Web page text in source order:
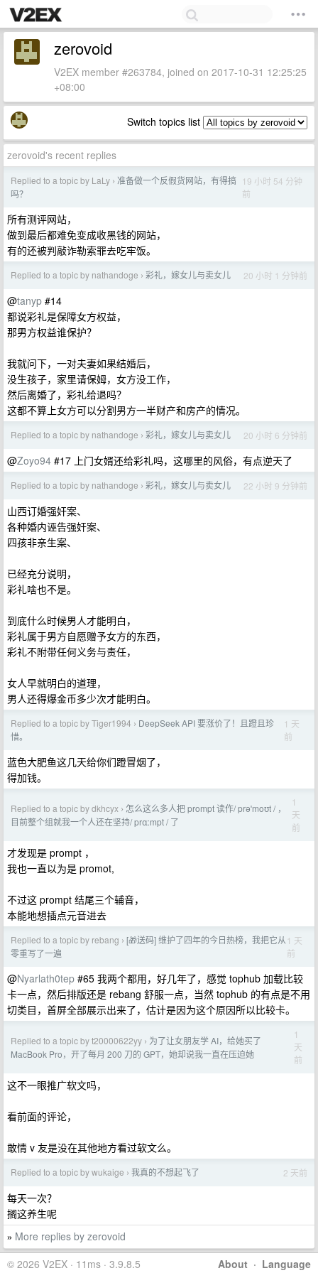
zerovoid
V2EX member #263784, joined on 2017-10-31 12:25:25
+08:00
Switch topics list
zerovoid's recent replies
Replied to a topic by LaLy › 准备做一个反假货网站，有得搞
吗？
19 小时 54 分钟
前
所有测评网站，
做到最后都难免变成收黑钱的网站，
有的还被判敲诈勒索罪去吃牢饭。
Replied to a topic by nathandoge › 彩礼，嫁女儿与卖女儿 20 小时 1 分钟前
@tanyp #14
都说彩礼是保障女方权益，
那男方权益谁保护？
我就问下，一对夫妻如果结婚后，
没生孩子，家里请保姆，女方没工作，
然后离婚了，彩礼给退吗？
这都不算上女方可以分割男方一半财产和房产的情况。
Replied to a topic by nathandoge › 彩礼，嫁女儿与卖女儿 20 小时 6 分钟前
@Zoyo94 #17 上门女婿还给彩礼吗，这哪里的风俗，有点逆天了
Replied to a topic by nathandoge › 彩礼，嫁女儿与卖女儿 22 小时 9 分钟前
山西订婚强奸案、
各种婚内诬告强奸案、
四孩非亲生案、
已经充分说明，
彩礼啥也不是。
到底什么时候男人才能明白，
彩礼属于男方自愿赠予女方的东西，
彩礼不附带任何义务与责任，
女人早就明白的道理，
男人还得爆金币多少次才能明白。
Replied to a topic by Tiger1994 › DeepSeek API 要涨价了！且蹬且珍
惜。
1 天
前
蓝色大肥鱼这几天给你们蹬冒烟了，
得加钱。
Replied to a topic by dkhcyx › 怎么这么多人把 prompt 读作/ prəˈmoʊt / ，
目前整个组就我一个人还在坚持/ prɑːmpt / 了
1
天
前
才发现是 prompt ，
我也一直以为是 promot,
不过这 prompt 结尾三个辅音，
本能地想插点元音进去
Replied to a topic by rebang › [🎁送码] 维护了四年的今日热榜，我把它从
零重写了一遍
1 天
前
@Nyarlath0tep #65 我两个都用，好几年了，感觉 tophub 加载比较
卡一点，然后排版还是 rebang 舒服一点，当然 tophub 的有点是不用
切类目，首屏全部展示出来了，估计是因为这个原因所以比较卡。
Replied to a topic by t20000622yy › 为了让女朋友学 AI，给她买了
MacBook Pro，开了每月 200 刀的 GPT，她却说我一直在压迫她
1
天
前
这不一眼推广软文吗，
看前面的评论，
敢情 v 友是没在其他地方看过软文么。
Replied to a topic by wukaige › 我真的不想起飞了 2 天前
每天一次？
搁这养生呢
» More replies by zerovoid
About · Language
© 2026 V2EX · 11ms · 3.9.8.5